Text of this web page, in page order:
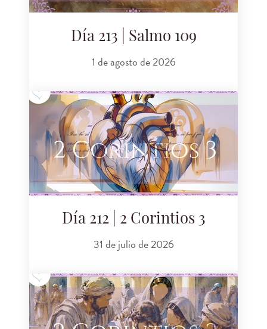
Día 213 | Salmo 109
1 de agosto de 2026
Día 212 | 2 Corintios 3
31 de julio de 2026